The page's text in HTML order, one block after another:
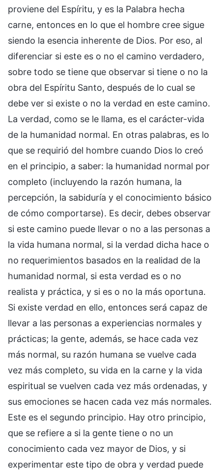
proviene del Espíritu, y es la Palabra hecha
carne, entonces en lo que el hombre cree sigue
siendo la esencia inherente de Dios. Por eso, al
diferenciar si este es o no el camino verdadero,
sobre todo se tiene que observar si tiene o no la
obra del Espíritu Santo, después de lo cual se
debe ver si existe o no la verdad en este camino.
La verdad, como se le llama, es el carácter-vida
de la humanidad normal. En otras palabras, es lo
que se requirió del hombre cuando Dios lo creó
en el principio, a saber: la humanidad normal por
completo (incluyendo la razón humana, la
percepción, la sabiduría y el conocimiento básico
de cómo comportarse). Es decir, debes observar
si este camino puede llevar o no a las personas a
la vida humana normal, si la verdad dicha hace o
no requerimientos basados en la realidad de la
humanidad normal, si esta verdad es o no
realista y práctica, y si es o no la más oportuna.
Si existe verdad en ello, entonces será capaz de
llevar a las personas a experiencias normales y
prácticas; la gente, además, se hace cada vez
más normal, su razón humana se vuelve cada
vez más completo, su vida en la carne y la vida
espiritual se vuelven cada vez más ordenadas, y
sus emociones se hacen cada vez más normales.
Este es el segundo principio. Hay otro principio,
que se refiere a si la gente tiene o no un
conocimiento cada vez mayor de Dios, y si
experimentar este tipo de obra y verdad puede